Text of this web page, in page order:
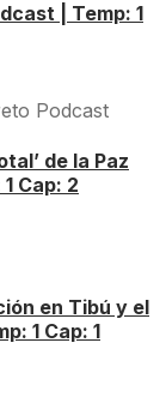
| Temp: 1
de la Paz
Cap: 2
en Tibú y el
1 Cap: 1